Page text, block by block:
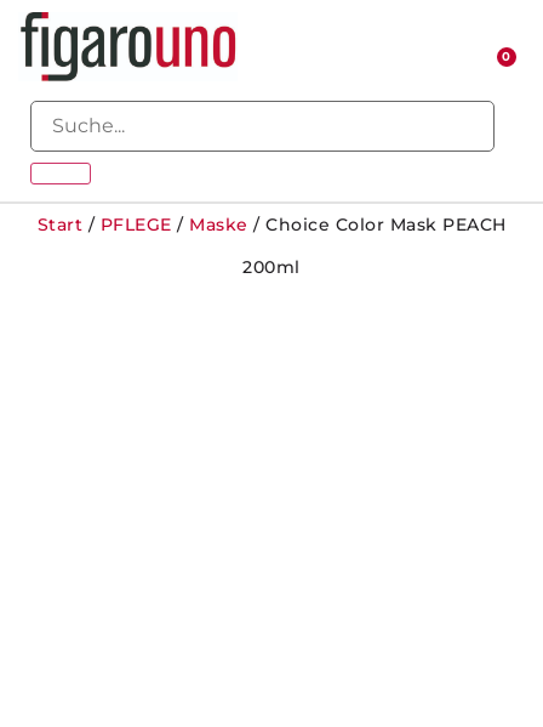
0
Start / PFLEGE / Maske / Choice Color Mask PEACH
200ml